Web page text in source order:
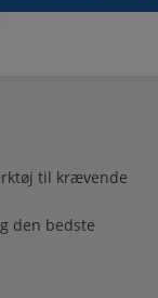
til krævende
den bedste